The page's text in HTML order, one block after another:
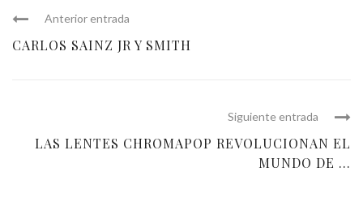
Anterior entrada
CARLOS SAINZ JR Y SMITH
Siguiente entrada
LAS LENTES CHROMAPOP REVOLUCIONAN EL
MUNDO DE ...